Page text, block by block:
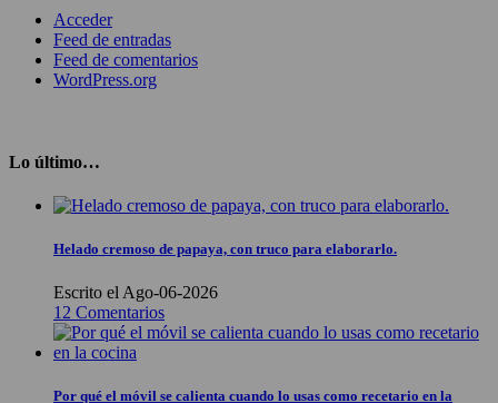
Acceder
Feed de entradas
Feed de comentarios
WordPress.org
Lo último…
Helado cremoso de papaya, con truco para elaborarlo.
Escrito el Ago-06-2026
12 Comentarios
Por qué el móvil se calienta cuando lo usas como recetario en la